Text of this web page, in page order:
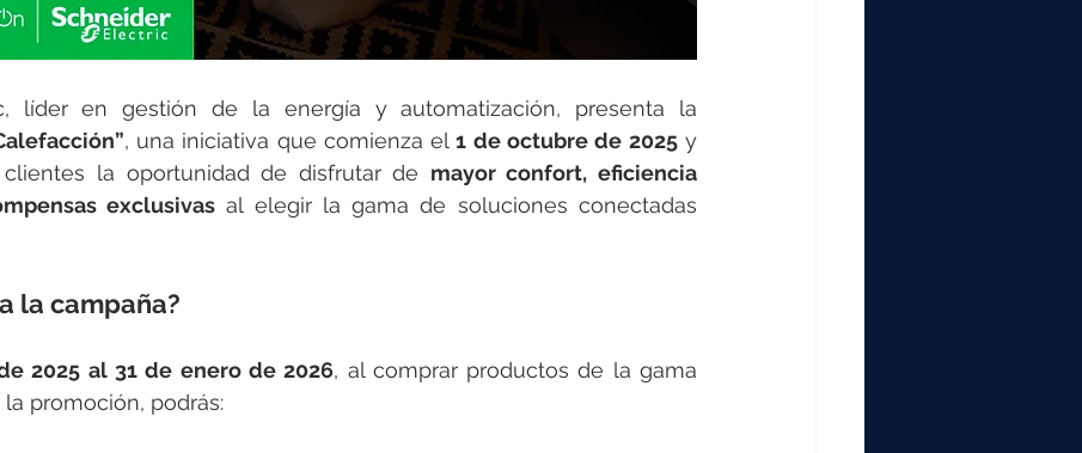
líder en gestión de la energía y automatización, presenta la
, una iniciativa que comienza el 1 de octubre de 2025 y
la oportunidad de disfrutar de mayor confort, eficiencia
exclusivas
la campaña?
2025 al 31 de enero de 2026, al comprar productos de la gama
promoción, podrás: